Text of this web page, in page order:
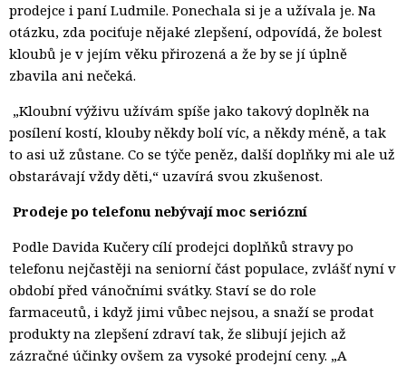
prodejce i paní Ludmile. Ponechala si je a užívala je. Na
otázku, zda pociťuje nějaké zlepšení, odpovídá, že bolest
kloubů je v jejím věku přirozená a že by se jí úplně
zbavila ani nečeká.
„Kloubní výživu užívám spíše jako takový doplněk na
posílení kostí, klouby někdy bolí víc, a někdy méně, a tak
to asi už zůstane. Co se týče peněz, další doplňky mi ale už
obstarávají vždy děti,“ uzavírá svou zkušenost.
Prodeje po telefonu nebývají moc seriózní
Podle Davida Kučery cílí prodejci doplňků stravy po
telefonu nejčastěji na seniorní část populace, zvlášť nyní v
období před vánočními svátky. Staví se do role
farmaceutů, i když jimi vůbec nejsou, a snaží se prodat
produkty na zlepšení zdraví tak, že slibují jejich až
zázračné účinky ovšem za vysoké prodejní ceny. „A